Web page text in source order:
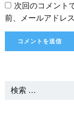
次回のコメント
前、メールアドレ